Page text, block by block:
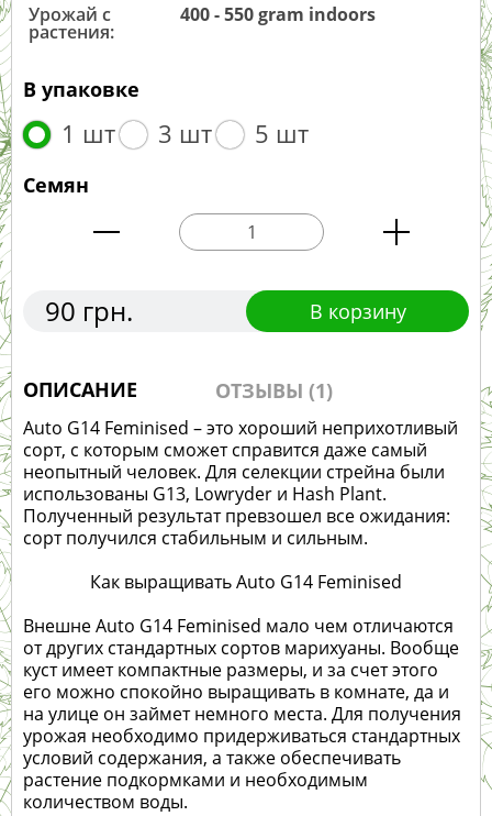
Урожай с
растения:
400 - 550 gram indoors
В упаковке
1 шт 3 шт 5 шт
Семян
90 грн. В корзину
ОПИСАНИЕ ОТЗЫВЫ (1)
Auto G14 Feminised – это хороший неприхотливый
сорт, с которым сможет справится даже самый
неопытный человек. Для селекции стрейна были
использованы G13, Lowryder и Hash Plant.
Полученный результат превзошел все ожидания:
сорт получился стабильным и сильным.
Как выращивать Auto G14 Feminised
Внешне Auto G14 Feminised мало чем отличаются
от других стандартных сортов марихуаны. Вообще
куст имеет компактные размеры, и за счет этого
его можно спокойно выращивать в комнате, да и
на улице он займет немного места. Для получения
урожая необходимо придерживаться стандартных
условий содержания, а также обеспечивать
растение подкормками и необходимым
количеством воды.